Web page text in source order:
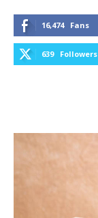
16,474 Fans
639 Followers